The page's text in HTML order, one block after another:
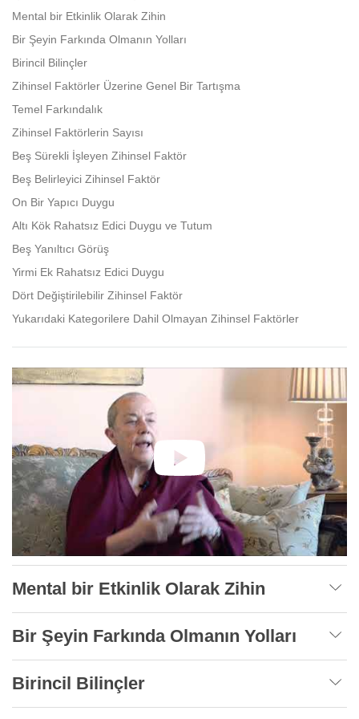
facebook
Mental bir Etkinlik Olarak Zihin
Bir Şeyin Farkında Olmanın Yolları
Birincil Bilinçler
Zihinsel Faktörler Üzerine Genel Bir Tartışma
Temel Farkındalık
Zihinsel Faktörlerin Sayısı
Beş Sürekli İşleyen Zihinsel Faktör
Beş Belirleyici Zihinsel Faktör
On Bir Yapıcı Duygu
Altı Kök Rahatsız Edici Duygu ve Tutum
Beş Yanıltıcı Görüş
Yirmi Ek Rahatsız Edici Duygu
Dört Değiştirilebilir Zihinsel Faktör
Yukarıdaki Kategorilere Dahil Olmayan Zihinsel Faktörler
Mental bir Etkinlik Olarak Zihin
Bir Şeyin Farkında Olmanın Yolları
Birincil Bilinçler